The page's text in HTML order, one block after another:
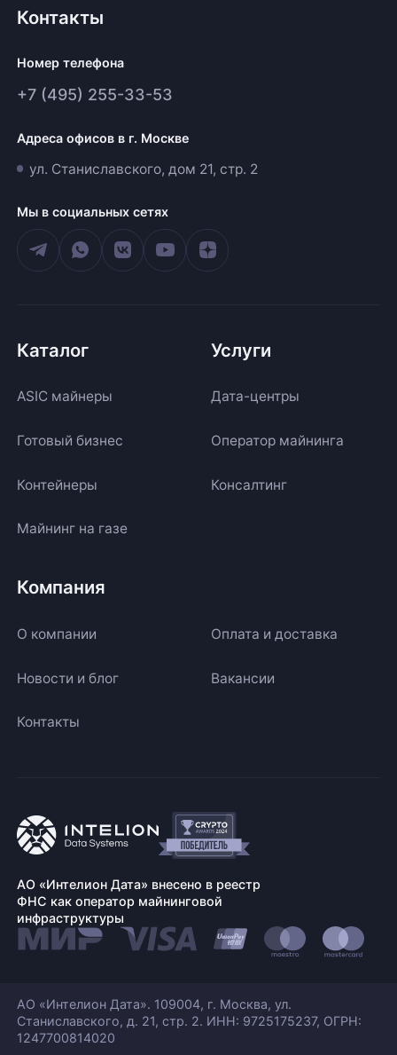
Контакты
Номер телефона
+7 (495) 255-33-53
Адреса офисов в г. Москве
ул. Станиславского, дом 21, стр. 2
Мы в социальных сетях
Каталог
ASIC майнеры
Готовый бизнес
Контейнеры
Майнинг на газе
Услуги
Дата-центры
Оператор майнинга
Консалтинг
Компания
О компании Оплата и доставка
Новости и блог Вакансии
Контакты
АО «Интелион Дата» внесено в реестр
ФНС как оператор майнинговой
инфраструктуры
АО «Интелион Дата». 109004, г. Москва, ул.
Станиславского, д. 21, стр. 2. ИНН: 9725175237, ОГРН:
1247700814020